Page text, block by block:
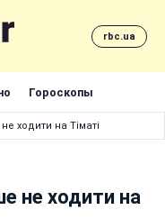
rbc.ua
Гороскопы
ходити на Тіматі
не ходити на